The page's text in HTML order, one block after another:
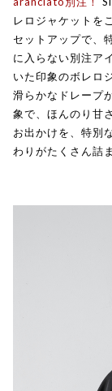
レロジャケットを
セットアップで、
に入らない別注ア
いた印象のボレロ
滑らかなドレープ
象で、ほんのり甘
お出かけを、特別
わりがたくさん詰